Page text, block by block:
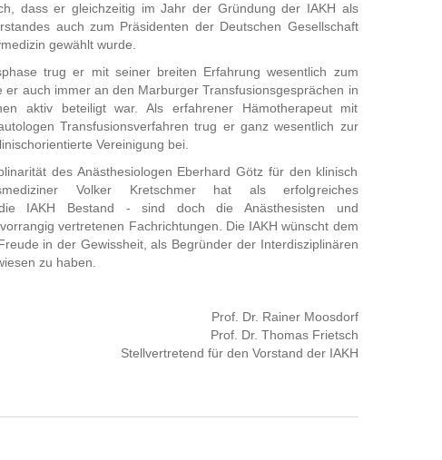
dass er gleichzeitig im Jahr der Gründung der IAKH als
auch zum Präsidenten der Deutschen Gesellschaft
gewählt wurde.
trug er mit seiner breiten Erfahrung wesentlich zum
er auch immer an den Marburger Transfusionsgesprächen in
aktiv beteiligt war. Als erfahrener Hämotherapeut mit
Transfusionsverfahren trug er ganz wesentlich zur
Vereinigung bei.
des Anästhesiologen Eberhard Götz für den klinisch
Volker Kretschmer hat als erfolgreiches
die IAKH Bestand - sind doch die Anästhesisten und
vertretenen Fachrichtungen. Die IAKH wünscht dem
in der Gewissheit, als Begründer der Interdisziplinären
zu haben.
Prof. Dr. Rainer Moosdorf
Prof. Dr. Thomas Frietsch
Stellvertretend für den Vorstand der IAKH